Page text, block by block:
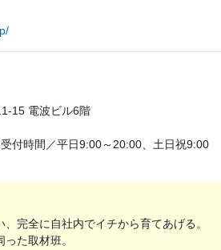
15 電波ビル6階
付時間／平日9:00～20:00、土日祝9:00
完全に自社内でイチから育てあげる。
た取材班。